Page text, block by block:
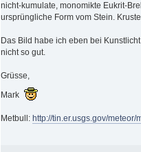
nicht-kumulate, monomikte Eukrit-
ursprüngliche Form vom Stein.
Das Bild habe ich eben bei
nicht so gut.
Grüsse,
Mark
Metbull: http://tin.er.usgs.gov/